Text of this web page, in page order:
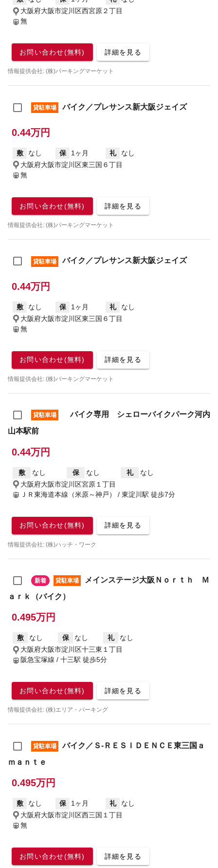
大阪府大阪市淀川区西宮原２丁目
無
お問い合わせ(無料) 詳細を見る
情報提供会社: (株)パーキングマーケット
貸駐車場 バイク／プレサンス新大阪ジェイズ
0.44万円
敷 なし 保 1ヶ月 礼
なし
大阪府大阪市淀川区東三国６丁目
無
お問い合わせ(無料) 詳細を見る
情報提供会社: (株)パーキングマーケット
貸駐車場 バイク／プレサンス新大阪ジェイズ
0.44万円
敷 なし 保 1ヶ月 礼
なし
大阪府大阪市淀川区東三国６丁目
無
お問い合わせ(無料) 詳細を見る
情報提供会社: (株)パーキングマーケット
貸駐車場
バイク専用 シェローバイクパーク河内
山本駅前
0.44万円
敷 なし 保 なし 礼
なし
大阪府大阪市淀川区宮原１丁目
ＪＲ東海道本線（米原～神戸） / 東淀川駅 徒歩7分
お問い合わせ(無料) 詳細を見る
情報提供会社: (株)ハッチ・ワーク
新着 貸駐車場
メインステージ大阪Ｎｏｒｔｈ Ｍ
ａｒｋ（バイク）
0.495万円
敷 なし 保 なし 礼
なし
大阪府大阪市淀川区十三東１丁目
阪急宝塚線 / 十三駅 徒歩5分
お問い合わせ(無料) 詳細を見る
情報提供会社: (株)エリア・パーキング
貸駐車場
バイク／Ｓ‐ＲＥＳＩＤＥＮＣＥ東三国ａ
ｍａｎｔｅ
0.495万円
敷 なし 保 1ヶ月 礼
なし
大阪府大阪市淀川区西三国１丁目
無
お問い合わせ(無料) 詳細を見る